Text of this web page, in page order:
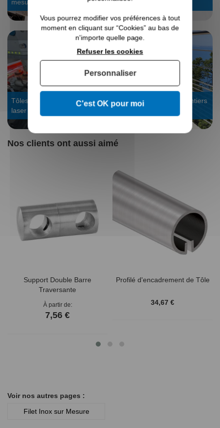
mesure 24/48h
Tôles sur mesure : découpe
laser
Voir les galeries de chantiers
Nos clients ont aussi aimé
Support Double Barre
Traversante
À partir de
7,56 €
Profilé d'encadrement de Tôle
34,67 €
Voir nos autres pages :
Filet Inox sur Mesure
Vous pourrez modifier vos préférences à tout
moment en cliquant sur “Cookies” au bas de
n'importe quelle page.
C'est OK pour moi
Refuser les cookies
Personnaliser